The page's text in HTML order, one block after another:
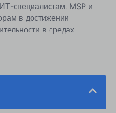
специалистам, MSP и
в достижении
в средах